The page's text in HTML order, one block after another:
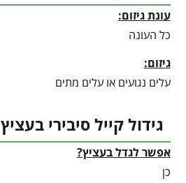
עונת גיזום:
כל העונה
גיזום:
עלים נגועים או עלים מתים
גידול קייל סיבירי בעציץ
אפשר לגדל בעציץ?
כן